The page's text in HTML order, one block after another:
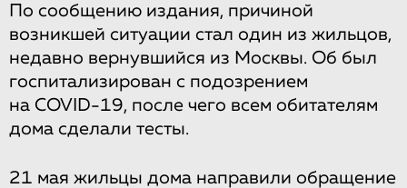
По сообщению издания, причиной
возникшей ситуации стал один из жильцов,
недавно вернувшийся из Москвы. Об был
госпитализирован с подозрением
на COVID-19, после чего всем обитателям
дома сделали тесты.
21 мая жильцы дома направили обращение